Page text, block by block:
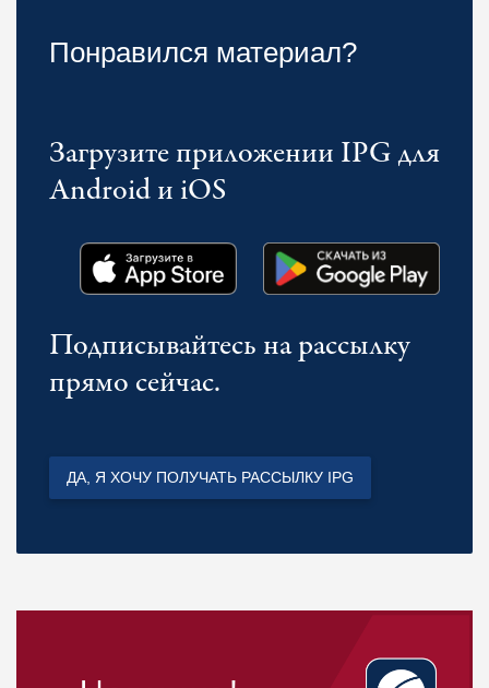
Понравился материал?
Загрузите приложении IPG для
Android и iOS
Подписывайтесь на рассылку
прямо сейчас.
ДА, Я ХОЧУ ПОЛУЧАТЬ РАССЫЛКУ IPG